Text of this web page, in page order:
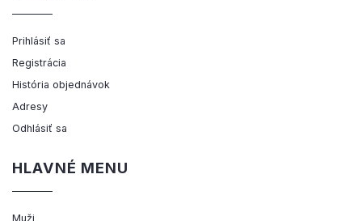
Prihlásiť sa
Registrácia
História objednávok
Adresy
Odhlásiť sa
HLAVNÉ MENU
Muži